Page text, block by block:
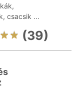
csacsik ...
(39)